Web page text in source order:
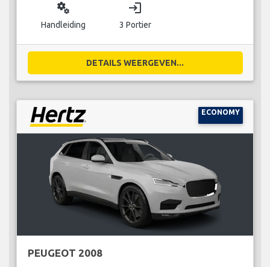
miscellaneous_services
Handleiding
login
3 Portier
DETAILS WEERGEVEN...
ECONOMY
PEUGEOT 2008